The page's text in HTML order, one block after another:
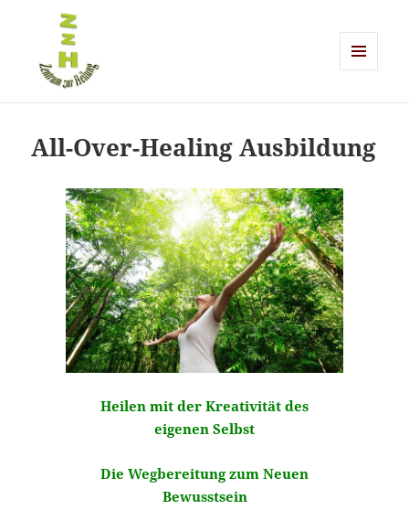
All-Over-Healing Ausbildung
Heilen mit der Kreativität des
eigenen Selbst
Die Wegbereitung zum Neuen
Bewusstsein